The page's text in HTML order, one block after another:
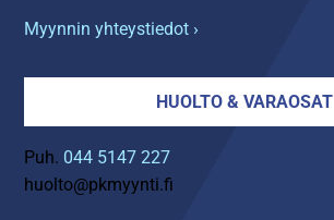
Myynnin yhteystiedot ›
HUOLTO & VARAOSAT
Puh. 044 5147 227
huolto@pkmyynti.fi